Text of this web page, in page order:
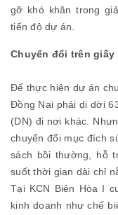
gỡ khó khăn trong
tiến độ dự án.
Chuyển đổi trên giấy
Để thực hiện dự án
Đồng Nai phải di dời
(DN) đi nơi khác.
chuyển đổi mục đích
sách bồi thường, hỗ
suốt thời gian dài chỉ
Tại KCN Biên Hòa I
kinh doanh như chế